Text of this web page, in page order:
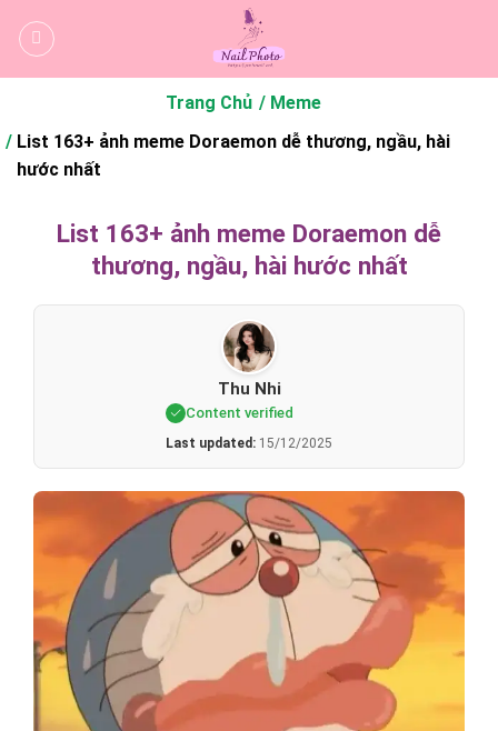
qua
Trang Chủ
Meme
List 163+ ảnh meme Doraemon dễ thương, ngầu, hài
hước nhất
List 163+ ảnh meme Doraemon dễ
thương, ngầu, hài hước nhất
Thu Nhi
Content verified
Last updated: 15/12/2025